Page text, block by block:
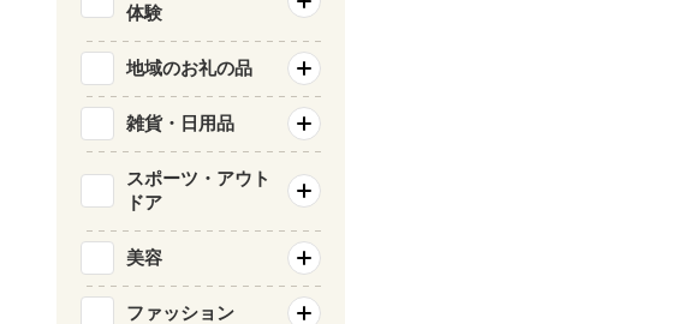
体験
地域のお礼の品
雑貨・日用品
スポーツ・アウト
ドア
美容
ファッション